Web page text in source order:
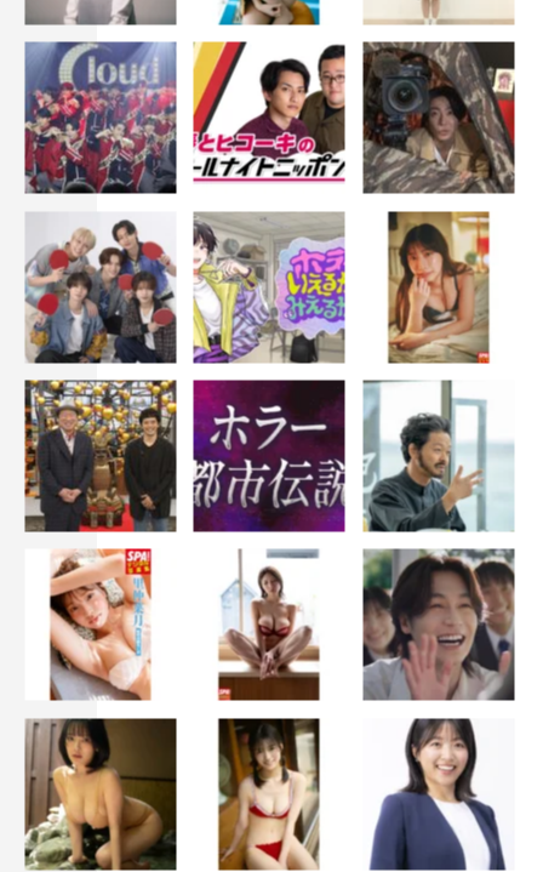
宗一（中村蒼）の影が迫り…。さらには、佐知に恋の訪れ
か。
そして、洋館にある“開かずの間”を開けたことをきっかけ
に、平穏な日常がにわかに変化して…。家族のようで家族
でない人々の、奇妙で不思議でかしましくも和やかな日々
の物語。
ドラマスペシャル『あの家に暮らす四人の女』
テレビ東京系
9月30日（月）後9・00～11・08
原作：三浦しをん
脚本：吉田紀子
監督：深川栄洋
出演：中谷美紀、吉岡里帆、中村蒼、橋本さとし、金井浩
宮本信子
©テレビ東京
中谷美紀 萩原聖人